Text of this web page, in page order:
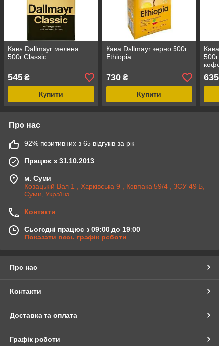
Кава Dallmayr мелена
500г Classic
545 ₴
Купити
Кава Dallmayr зерно 500г
Ethiopia
730₴
Купити
635
Про нас
92% позитивних з 65 відгуків за рік
Працює з 31.10.2013
м. Суми
Козацькій Вал 1 , Харківська 9 , Ковпака 59/4 , ЗСУ 49 Б,
Суми, Україна
Контакти
Сьогодні працює з 09:00 до 19:00
Показати весь графік роботи
Про нас
Контакти
Доставка та оплата
Графік роботи